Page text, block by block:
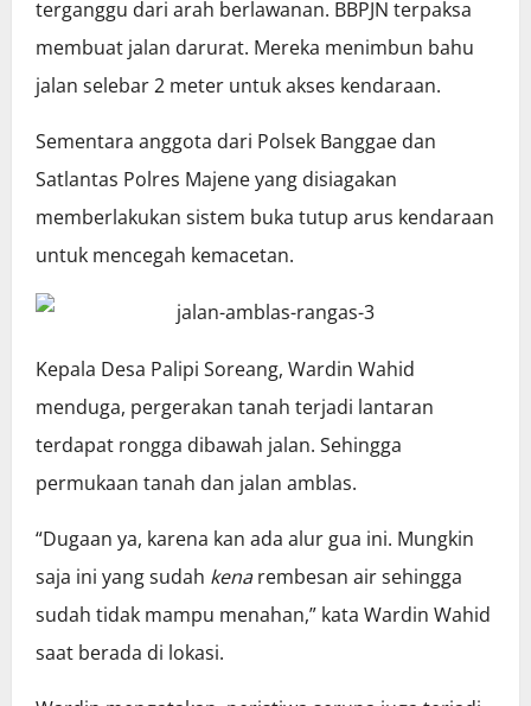
terganggu dari arah berlawanan. BBPJN terpaksa
membuat jalan darurat. Mereka menimbun bahu
jalan selebar 2 meter untuk akses kendaraan.
Sementara anggota dari Polsek Banggae dan
Satlantas Polres Majene yang disiagakan
memberlakukan sistem buka tutup arus kendaraan
untuk mencegah kemacetan.
Kepala Desa Palipi Soreang, Wardin Wahid
menduga, pergerakan tanah terjadi lantaran
terdapat rongga dibawah jalan. Sehingga
permukaan tanah dan jalan amblas.
“Dugaan ya, karena kan ada alur gua ini. Mungkin
saja ini yang sudah kenarembesan air sehingga
sudah tidak mampu menahan,” kata Wardin Wahid
saat berada di lokasi.